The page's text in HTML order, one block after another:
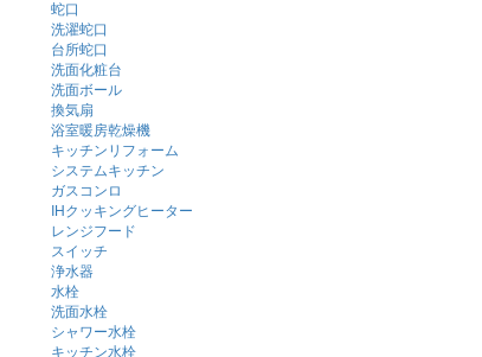
蛇口
洗濯蛇口
台所蛇口
洗面化粧台
洗面ボール
換気扇
浴室暖房乾燥機
キッチンリフォーム
システムキッチン
ガスコンロ
IHクッキングヒーター
レンジフード
スイッチ
浄水器
水栓
洗面水栓
シャワー水栓
キッチン水栓